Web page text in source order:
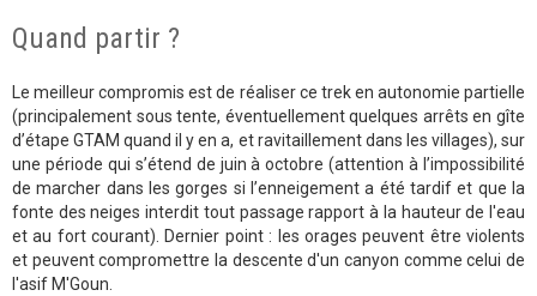
Quand partir ?
Le meilleur compromis est de réaliser ce trek en autonomie partielle
(principalement sous tente, éventuellement quelques arrêts en gîte
d’étape GTAM quand il y en a, et ravitaillement dans les villages), sur
une période qui s’étend de juin à octobre (attention à l’impossibilité
de marcher dans les gorges si l’enneigement a été tardif et que la
fonte des neiges interdit tout passage rapport à la hauteur de l'eau
et au fort courant). Dernier point : les orages peuvent être violents
et peuvent compromettre la descente d'un canyon comme celui de
l'asif M'Goun.